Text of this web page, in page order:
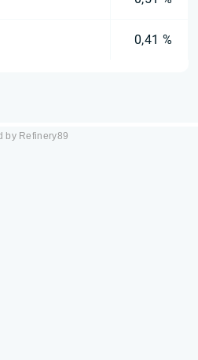
0,41 %
by Refinery89